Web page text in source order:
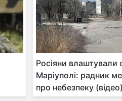
Росіяни влаштували
Маріуполі: радник
про небезпеку (відео)